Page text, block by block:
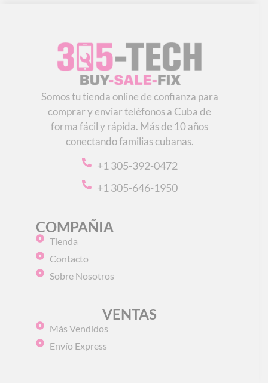
Somos tu tienda online de confianza para
comprar y enviar teléfonos a Cuba de
forma fácil y rápida. Más de 10 años
conectando familias cubanas.
+1 305-392-0472
+1 305-646-1950
COMPAÑIA
Tienda
Contacto
Sobre Nosotros
VENTAS
Más Vendidos
Envío Express